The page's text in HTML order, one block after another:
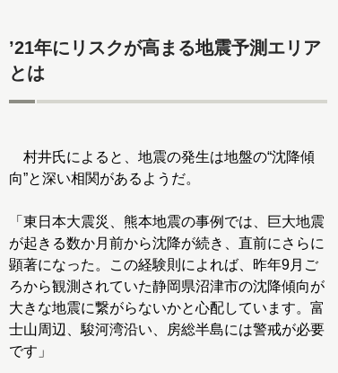
’21年にリスクが高まる地震予測エリア
とは
村井氏によると、地震の発生は地盤の“沈降傾
向”と深い相関があるようだ。
「東日本大震災、熊本地震の事例では、巨大地震
が起きる数か月前から沈降が続き、直前にさらに
顕著になった。この経験則によれば、昨年9月ご
ろから観測されていた静岡県沼津市の沈降傾向が
大きな地震に繋がらないかと心配しています。富
士山周辺、駿河湾沿い、房総半島には警戒が必要
です」